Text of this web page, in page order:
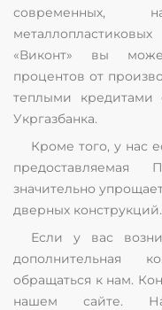
современных,
«Виконт» вы
процентов от
теплыми
Укргазбанка.
Кроме того, у нас
значительно
дверных конструкций.
Если у вас
дополнительная
обращаться к нам.
нашем сайте.